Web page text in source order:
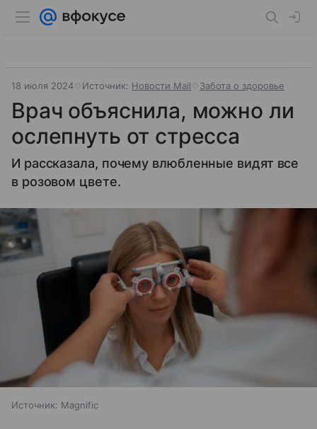
18 июля 2024 Источник: Новости Mail Забота о здоровье
Врач объяснила, можно ли
ослепнуть от стресса
И рассказала, почему влюбленные видят все
в розовом цвете.
Источник: Magnific